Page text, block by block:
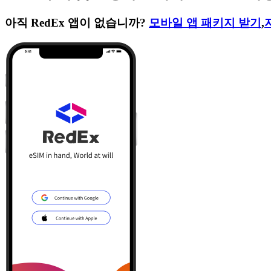
아직 RedEx 앱이 없습니까? 모바일 앱 패키지 받기 ,